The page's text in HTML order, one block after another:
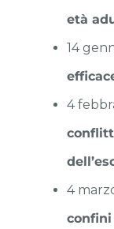
età
14
4
4
confini